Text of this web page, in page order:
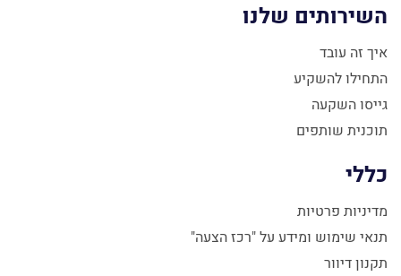
השירותים שלנו
איך זה עובד
התחילו להשקיע
גייסו השקעה
תוכנית שותפים
כללי
מדיניות פרטיות
תנאי שימוש ומידע על "רכז הצעה"
תקנון דיוור